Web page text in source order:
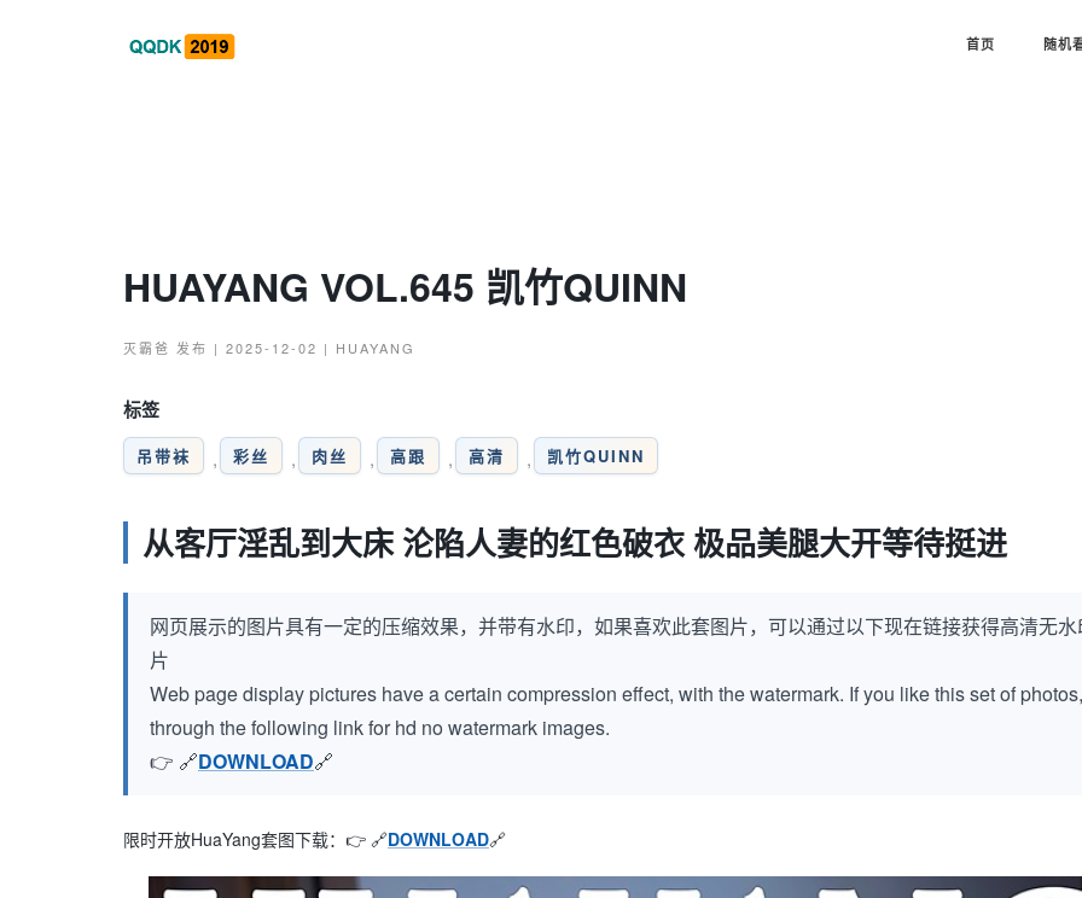
首页 随机
HUAYANG VOL.645 凯竹QUINN
灭霸爸 发布 | 2025-12-02 | HUAYANG
标签
吊带袜 , 彩丝 , 肉丝 , 高跟 , 高清 , 凯竹QUINN
从客厅淫乱到大床 沦陷人妻的红色破衣 极品美腿大开等待挺进
网页展示的图片具有一定的压缩效果，并带有水印，如果喜欢此套图片，可以通过以下现在链接获得高清无
片
Web page display pictures have a certain compression effect, with the watermark. If you like this set of
through the following link for hd no watermark images.
👉 🔗DOWNLOAD🔗
限时开放HuaYang套图下载：👉 🔗DOWNLOAD🔗